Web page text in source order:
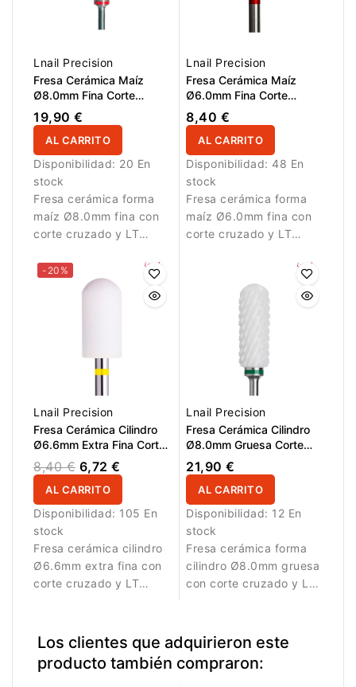
Lnail Precision
Fresa Cerámica Maíz
Ø8.0mm Fina Corte
Cruzado LT 21.0mm
19,90 €
AL CARRITO
Disponibilidad: 20 En
stock
Fresa cerámica forma
maíz Ø8.0mm fina con
corte cruzado y LT
eliminación suave del
material artificial.
Lnail Precision
Fresa Cerámica Maíz
Ø6.0mm Fina Corte
Cruzado LT 14.5mm
8,40 €
AL CARRITO
Disponibilidad: 48 En
stock
Fresa cerámica forma
maíz Ø6.0mm fina con
corte cruzado y LT
-20%
Lnail Precision
Fresa Cerámica Cilindro
Ø6.6mm Extra Fina Corte
Cruzado LT 12.7mm L/R
8,40 € 6,72 €
AL CARRITO
Disponibilidad: 105 En
stock
Fresa cerámica cilindro
Ø6.6mm extra fina con
corte cruzado y LT
Lnail Precision
Fresa Cerámica Cilindro
Ø8.0mm Gruesa Corte
Cruzado LT 21.0mm
21,90 €
AL CARRITO
Disponibilidad: 12 En
stock
Fresa cerámica forma
cilindro Ø8.0mm gruesa
con corte cruzado y LT
material artificial.
Los clientes que adquirieron este
producto también compraron: